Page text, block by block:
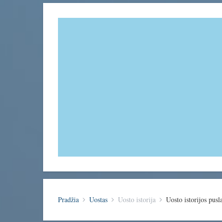
Pradžia Uostas Uosto istorija Uosto istorijos